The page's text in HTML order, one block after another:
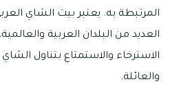
المرتبطة به. يعتبر بيت الشاي
العديد من البلدان العربية
الاسترخاء والاستمتاع بتناول
والعائلة.